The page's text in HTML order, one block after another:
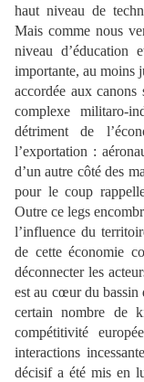
haut niveau de
Mais comme nous
niveau d’éducation
importante, au moins
accordée aux
complexe militaro-
détriment de
l’exportation :
d’un autre côtédes
pour le coup
Outre ce legs
l’influence du
de cette économie
déconnecter les
est au cœur du bassin
certain nombre de
compétitivité
interactions
décisif a été mis en